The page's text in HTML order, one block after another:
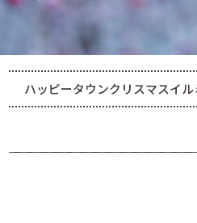
ハッピータウンクリスマスイ